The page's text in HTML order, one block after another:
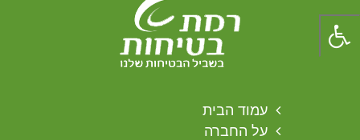
עמוד הבית
על החברה